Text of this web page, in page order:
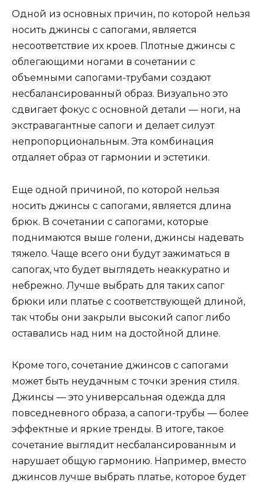
Одной из основных причин, по которой нельзя
носить джинсы с сапогами, является
несоответствие их кроев. Плотные джинсы с
облегающими ногами в сочетании с
объемными сапогами-трубами создают
несбалансированный образ. Визуально это
сдвигает фокус с основной детали — ноги, на
экстравагантные сапоги и делает силуэт
непропорциональным. Эта комбинация
отдаляет образ от гармонии и эстетики.
Еще одной причиной, по которой нельзя
носить джинсы с сапогами, является длина
брюк. В сочетании с сапогами, которые
поднимаются выше голени, джинсы надевать
тяжело. Чаще всего они будут зажиматься в
сапогах, что будет выглядеть неаккуратно и
небрежно. Лучше выбрать для таких сапог
брюки или платье с соответствующей длиной,
так чтобы они закрыли высокий сапог либо
оставались над ним на достойной длине.
Кроме того, сочетание джинсов с сапогами
может быть неудачным с точки зрения стиля.
Джинсы — это универсальная одежда для
повседневного образа, а сапоги-трубы — более
эффектные и яркие тренды. В итоге, такое
сочетание выглядит несбалансированным и
нарушает общую гармонию. Например, вместо
джинсов лучше выбрать платье, которое будет